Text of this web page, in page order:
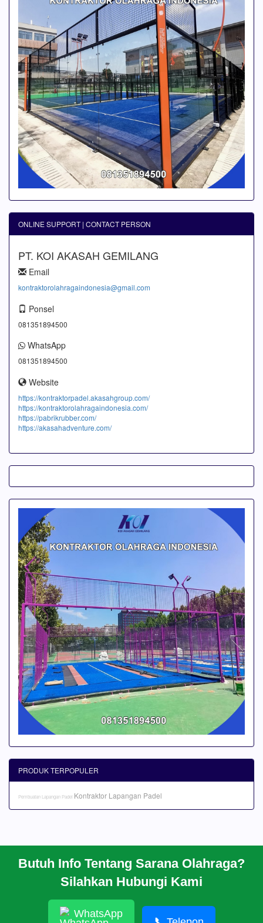
ONLINE SUPPORT | CONTACT PERSON
PT. KOI AKASAH GEMILANG
Email
kontraktorolahragaindonesia@gmail.com
Ponsel
081351894500
WhatsApp
081351894500
Website
https://kontraktorpadel.akasahgroup.com/
https://kontraktorolahragaindonesia.com/
https://pabrikrubber.com/
https://akasahadventure.com/
Butuh Info Tentang Sarana Olahraga?
Silahkan Hubungi Kami
WhatsApp
PRODUK TERPOPULER
Pembuatan Lapangan Padel Kontraktor Lapangan Padel
CARA PESAN
HUBUNGI KAMI